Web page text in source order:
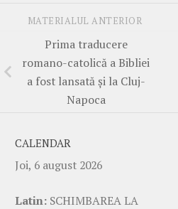
MATERIALUL ANTERIOR
Prima traducere
romano-catolică a Bibliei
a fost lansată şi la Cluj-
Napoca
CALENDAR
Joi, 6 august 2026
Latin: SCHIMBAREA LA